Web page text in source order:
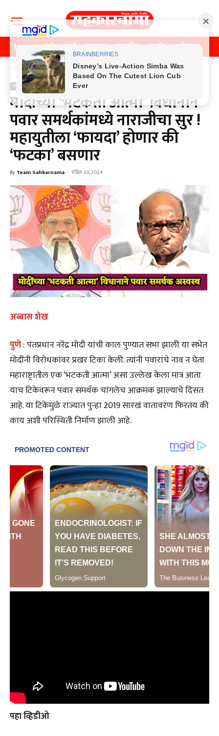
Home पुणे मुंबई महाराष्ट्र राजकीय क्राईम मनोरंजन
Home राजकीय
राजकीय
मोदींच्या ‘भटकती आत्मा’ विधानाने
पवार समर्थकांमध्ये नाराजीचा सुर !
महायुतीला ‘फायदा’ होणार की
‘फटका’ बसणार
By Team Sahkarnama - एप्रिल 30, 2024
अब्बास शेख
पुणे: पंतप्रधान नरेंद्र मोदी यांची काल पुण्यात सभा झाली या सभेत
मोदींनी विरोधकांवर प्रखर टिका केली. त्यांनी पवारांचे नाव न घेता
महाराष्ट्रातील एक ‘भटकती आत्मा’ असा उल्लेख केला मात्र आता
याच टिकेवरून पवार समर्थक चांगलेच आक्रमक झाल्याचे दिसत
आहे. या टिकेमुळे राज्यात पुन्हा 2019 सारखं वातावरण फिरतंय की
काय अशी परिस्थिती निर्माण झाली आहे.
पहा व्हिडीओ